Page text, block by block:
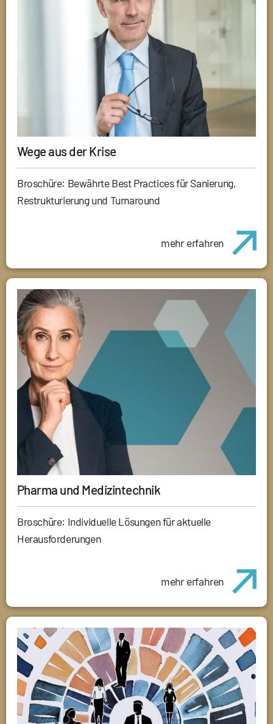
Wege aus der Krise
Broschüre: Bewährte Best Practices für Sanierung,
Restrukturierung und Turnaround
mehr erfahren
Pharma und Medizintechnik
Broschüre: Individuelle Lösungen für aktuelle
Herausforderungen
mehr erfahren